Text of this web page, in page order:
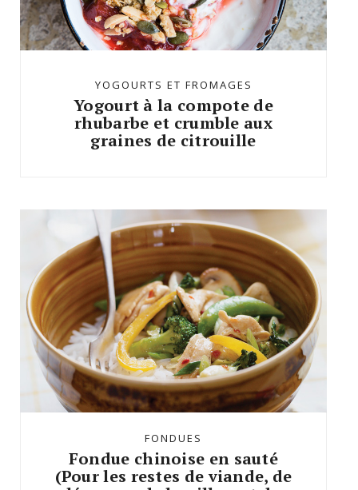
YOGOURTS ET FROMAGES
Yogourt à la compote de
rhubarbe et crumble aux
graines de citrouille
FONDUES
Fondue chinoise en sauté
(Pour les restes de viande, de